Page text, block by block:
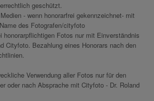
geschützt.
- wenn honorarfrei gekennzeichnet- mit
des Fotografen/cityfoto
honorarpflichtigen Fotos nur mit Einverständnis
Cityfoto. Bezahlung eines Honorars nach den
Verwendung aller Fotos nur für den
oder nach Absprache mit Cityfoto - Dr. Roland